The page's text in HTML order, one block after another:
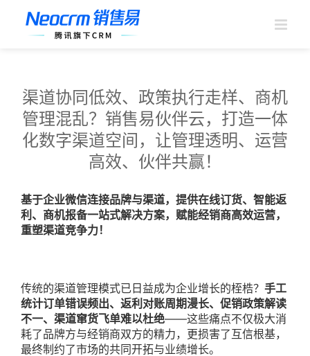
渠道协同低效、政策执行走样、商机
管理混乱？销售易伙伴云，打造一体
化数字渠道空间，让管理透明、运营
高效、伙伴共赢！
基于企业微信连接品牌与渠道，提供在线订货、智能返
利、商机报备一站式解决方案，赋能经销商高效运营，
重塑渠道竞争力！
传统的渠道管理模式已日益成为企业增长的桎梏？ 手工
统计订单错误频出、返利对账周期漫长、促销政策解读
不一、渠道窜货飞单难以杜绝——这些痛点不仅极大消
耗了品牌方与经销商双方的精力，更损害了互信根基，
最终制约了市场的共同开拓与业绩增长。